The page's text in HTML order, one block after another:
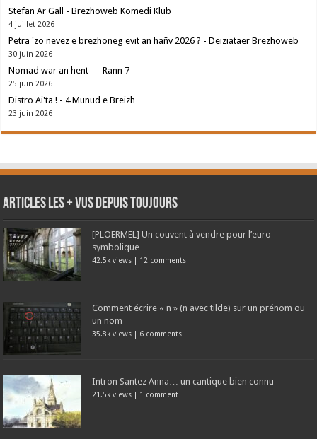
Stefan Ar Gall - Brezhoweb Komedi Klub
4 juillet 2026
Petra 'zo nevez e brezhoneg evit an hañv 2026 ? - Deiziataer Brezhoweb
30 juin 2026
Nomad war an hent — Rann 7 —
25 juin 2026
Distro Ai'ta ! - 4 Munud e Breizh
23 juin 2026
Articles les + vus depuis toujours
[PLOERMEL] Un couvent à vendre pour l’euro
symbolique
42.5k views | 12 comments
Comment écrire « ñ » (n avec tilde) sur un prénom ou
un nom
35.8k views | 6 comments
Intron Santez Anna… un cantique bien connu
21.5k views | 1 comment